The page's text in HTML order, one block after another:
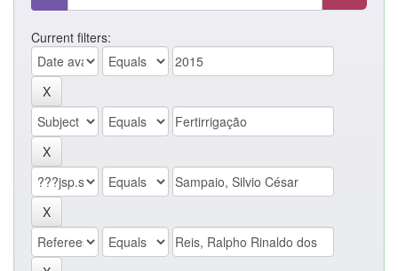
Current filters: